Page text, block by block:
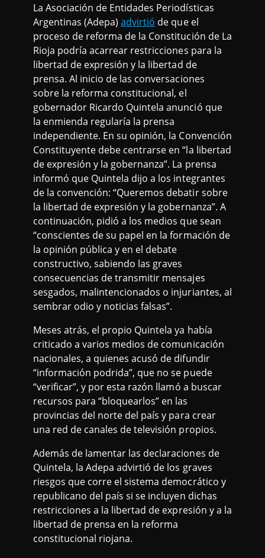
La Asociación de Entidades Periodísticas
Argentinas (Adepa)advirtió de que el
proceso de reforma de la Constitución de La
Rioja podría acarrear restricciones para la
libertad de expresión y la libertad de
prensa. Al inicio de las conversaciones
sobre la reforma constitucional, el
gobernador Ricardo Quintela anunció que
la enmienda regularía la prensa
independiente. En su opinión, la Convención
Constituyente debe centrarse en “la libertad
de expresión y la gobernanza”. La prensa
informó que Quintela dijo a los integrantes
de la convención: “Queremos debatir sobre
la libertad de expresión y la gobernanza”. A
continuación, pidió a los medios que sean
“conscientes de su papel en la formación de
la opinión pública y en el debate
constructivo, sabiendo las graves
consecuencias de transmitir mensajes
sesgados, malintencionados o injuriantes, al
sembrar odio y noticias falsas”.
Meses atrás, el propio Quintela ya había
criticado a varios medios de comunicación
nacionales, a quienes acusó de difundir
“información podrida”, que no se puede
“verificar”, y por esta razón llamó a buscar
recursos para “bloquearlos” en las
provincias del norte del país y para crear
una red de canales de televisión propios.
Además de lamentar las declaraciones de
Quintela, la Adepa advirtió de los graves
riesgos que corre el sistema democrático y
republicano del país si se incluyen dichas
restricciones a la libertad de expresión y a la
libertad de prensa en la reforma
constitucional riojana.